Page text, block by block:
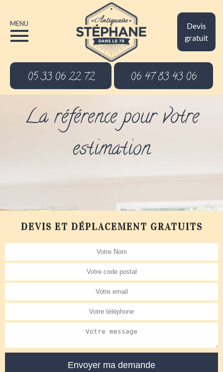
Devis
gratuit
MENU
05 33 06 22 72 06 47 83 43 06
La référence pour votre
estimation
DEVIS ET DÉPLACEMENT GRATUITS